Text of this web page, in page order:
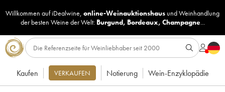
Willkommen auf iDealwine, online-Weinauktionshaus undWeinhandlung
der besten Weine der Welt: Burgund, Bordeaux, Champagne...
Kaufen VERKAUFEN Notierung Wein-Enzyklopädie